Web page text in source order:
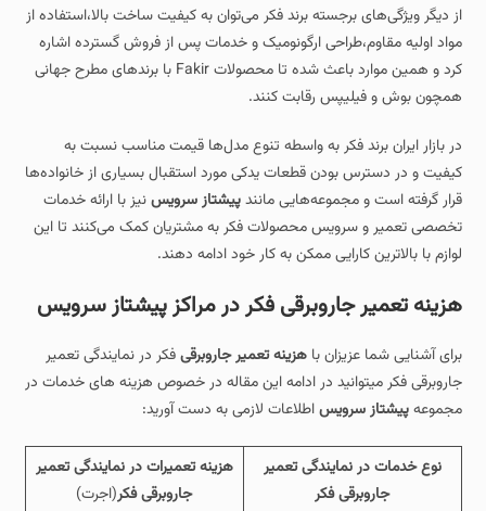
از دیگر ویژگی‌های برجسته برند فکر می‌توان به کیفیت ساخت بالا،استفاده از
مواد اولیه مقاوم،طراحی ارگونومیک و خدمات پس از فروش گسترده اشاره
کرد و همین موارد باعث شده تا محصولات Fakir با برندهای مطرح جهانی
همچون بوش و فیلیپس رقابت کنند.
در بازار ایران برند فکر به‌ واسطه تنوع مدل‌ها قیمت مناسب نسبت به
کیفیت و در دسترس بودن قطعات یدکی مورد استقبال بسیاری از خانواده‌ها
قرار گرفته است و مجموعه‌هایی مانندپیشتاز سرویسنیز با ارائه خدمات
تخصصی تعمیر و سرویس محصولات فکر به مشتریان کمک می‌کنند تا این
لوازم با بالاترین کارایی ممکن به کار خود ادامه دهند.
هزینه تعمیر جاروبرقی فکر در مراکز پیشتاز سرویس
برای آشنایی شما عزیزان با هزینه تعمیر جاروبرقیفکر در نمایندگی تعمیر
جاروبرقی فکر میتوانید در ادامه این مقاله در خصوص هزینه های خدمات در
مجموعهپیشتاز سرویساطلاعات لازمی به دست آورید:
نوع خدمات در نمایندگی تعمیر
جاروبرقی فکر
هزینه تعمیرات در نمایندگی تعمیر
جاروبرقی فکر(اجرت)